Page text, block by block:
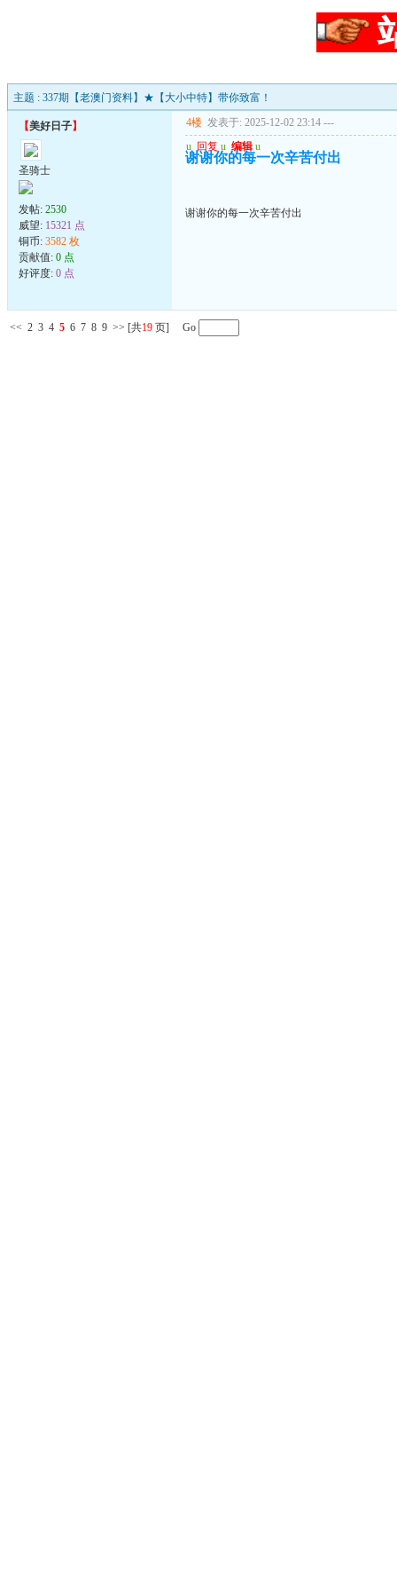
主题 : 337期【老澳门资料】★【大小中特】带你致富！
【美好日子】
圣骑士
发帖: 2530
威望: 15321 点
铜币: 3582 枚
贡献值: 0 点
好评度: 0 点
4楼 发表于: 2025-12-02 23:14 ---
u 回复 u 编辑 u
谢谢你的每一次辛苦付出
谢谢你的每一次辛苦付出
<< 2 3 4 5 6 7 8 9 >> [共19 页] Go